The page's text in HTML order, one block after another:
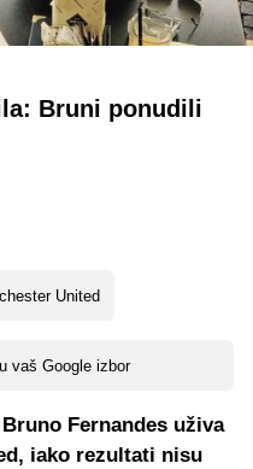
Bruni ponudili
United
vaš Google izbor
Fernandes uživa
iako rezultati nisu